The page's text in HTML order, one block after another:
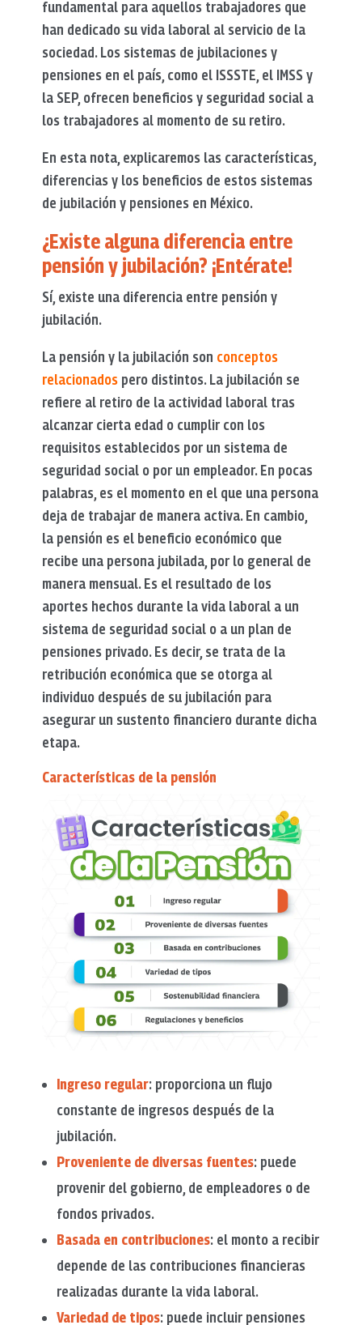
fundamental para aquellos trabajadores que
han dedicado su vida laboral al servicio de la
sociedad. Los sistemas de jubilaciones y
pensiones en el país, como el ISSSTE, el IMSS y
la SEP, ofrecen beneficios y seguridad social a
los trabajadores al momento de su retiro.
En esta nota, explicaremos las características,
diferencias y los beneficios de estos sistemas
de jubilación y pensiones en México.
¿Existe alguna diferencia entre
pensión y jubilación? ¡Entérate!
Sí, existe una diferencia entre pensión y
jubilación.
La pensión y la jubilación son conceptos
relacionados pero distintos. La jubilación se
refiere al retiro de la actividad laboral tras
alcanzar cierta edad o cumplir con los
requisitos establecidos por un sistema de
seguridad social o por un empleador. En pocas
palabras, es el momento en el que una persona
deja de trabajar de manera activa. En cambio,
la pensión es el beneficio económico que
recibe una persona jubilada, por lo general de
manera mensual. Es el resultado de los
aportes hechos durante la vida laboral a un
sistema de seguridad social o a un plan de
pensiones privado. Es decir, se trata de la
retribución económica que se otorga al
individuo después de su jubilación para
asegurar un sustento financiero durante dicha
etapa.
Características de la pensión
Ingreso regular: proporciona un flujo
constante de ingresos después de la
jubilación.
Proveniente de diversas fuentes: puede
provenir del gobierno, de empleadores o de
fondos privados.
Basada en contribuciones: el monto a recibir
depende de las contribuciones financieras
realizadas durante la vida laboral.
Variedad de tipos: puede incluir pensiones